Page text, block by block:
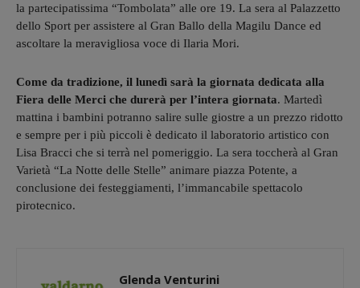
la partecipatissima “Tombolata” alle ore 19. La sera al Palazzetto
dello Sport per assistere al Gran Ballo della Magilu Dance ed
ascoltare la meravigliosa voce di Ilaria Mori.
Come da tradizione, il lunedì sarà la giornata dedicata alla
Fiera delle Merci che durerà per l’intera giornata. Martedì
mattina i bambini potranno salire sulle giostre a un prezzo ridotto
e sempre per i più piccoli è dedicato il laboratorio artistico con
Lisa Bracci che si terrà nel pomeriggio. La sera toccherà al Gran
Varietà “La Notte delle Stelle” animare piazza Potente, a
conclusione dei festeggiamenti, l’immancabile spettacolo
pirotecnico.
Glenda Venturini